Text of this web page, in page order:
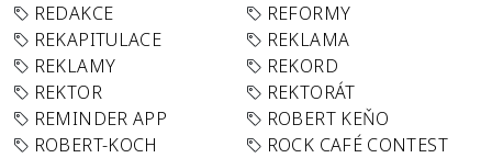
REDAKCE
REFORMY
REKAPITULACE
REKLAMA
REKLAMY
REKORD
REKTOR
REKTORÁT
REMINDER APP
ROBERT KEŇO
ROBERT-KOCH
ROCK CAFÉ CONTEST